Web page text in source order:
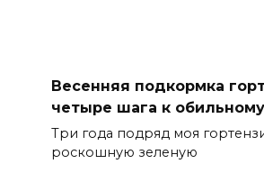
Весенняя подкормка
четыре шага к
Три года подряд моя
роскошную зеленую